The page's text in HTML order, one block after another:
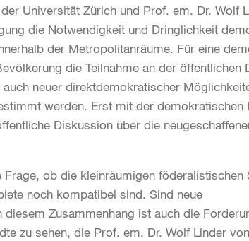
Universität Zürich und Prof. em. Dr. Wolf
die Notwendigkeit und Dringlichkeit
der Metropolitanräume. Für eine
die Teilnahme an der öffentlichen
neuer direktdemokratischer
werden. Erst mit der demokratischen
Diskussion über die
ob die kleinräumigen föderalistischen
noch kompatibel sind. Sind neue
Zusammenhang ist auch die
zu sehen, die Prof. em. Dr. Wolf Linder